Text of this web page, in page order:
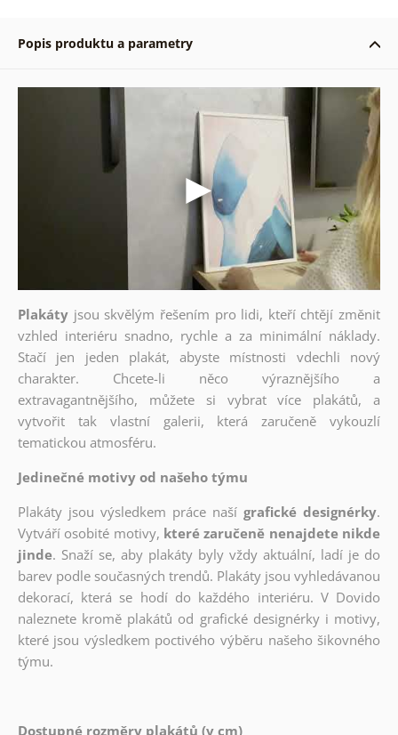
Popis produktu a parametry
Plakáty jsou skvělým řešením pro lidi, kteří chtějí změnit
vzhled interiéru snadno, rychle a za minimální náklady.
Stačí jen jeden plakát, abyste místnosti vdechli nový
charakter. Chcete-li něco výraznějšího a
extravagantnějšího, můžete si vybrat více plakátů, a
vytvořit tak vlastní galerii, která zaručeně vykouzlí
tematickou atmosféru.
Jedinečné motivy od našeho týmu
Plakáty jsou výsledkem práce naší grafické designérky.
Vytváří osobité motivy, které zaručeně nenajdete nikde
jinde. Snaží se, aby plakáty byly vždy aktuální, ladí je do
barev podle současných trendů. Plakáty jsou vyhledávanou
dekorací, která se hodí do každého interiéru. V Dovido
naleznete kromě plakátů od grafické designérky i motivy,
které jsou výsledkem poctivého výběru našeho šikovného
týmu.
Dostupné rozměry plakátů (v cm)